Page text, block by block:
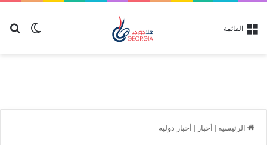
الوضع القائمة
الرئيسية | أخبار | أخبار دولية